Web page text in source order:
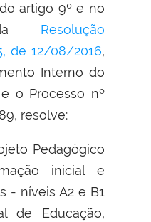
artigo 9º e no
Resolução
de 12/08/2016,
Interno do
o Processo nº
resolve:
Pedagógico
inicial e
- níveis A2 e B1
de Educação,